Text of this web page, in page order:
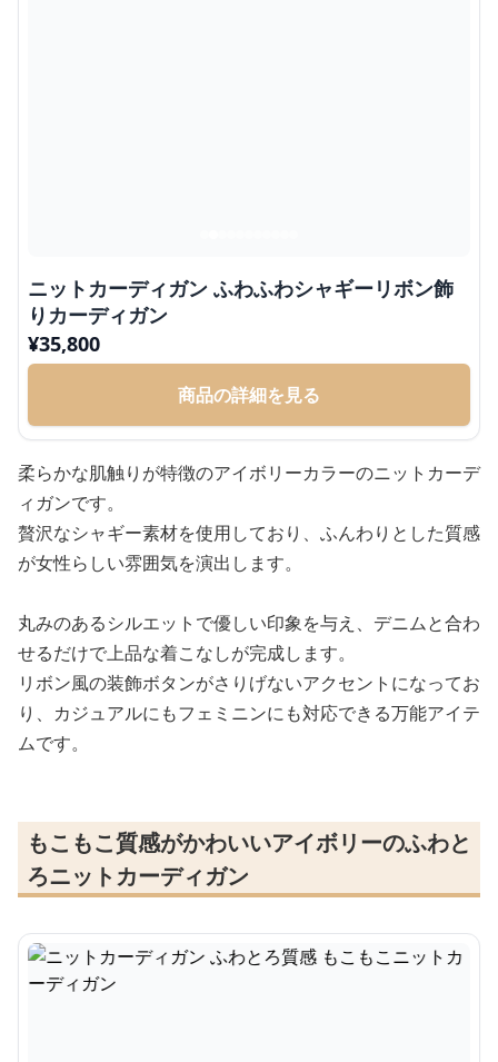
ニットカーディガン ふわふわシャギーリボン飾
りカーディガン
¥35,800
商品の詳細を見る
柔らかな肌触りが特徴のアイボリーカラーのニットカーデ
ィガンです。
贅沢なシャギー素材を使用しており、ふんわりとした質感
が女性らしい雰囲気を演出します。
丸みのあるシルエットで優しい印象を与え、デニムと合わ
せるだけで上品な着こなしが完成します。
リボン風の装飾ボタンがさりげないアクセントになってお
り、カジュアルにもフェミニンにも対応できる万能アイテ
ムです。
もこもこ質感がかわいいアイボリーのふわと
ろニットカーディガン